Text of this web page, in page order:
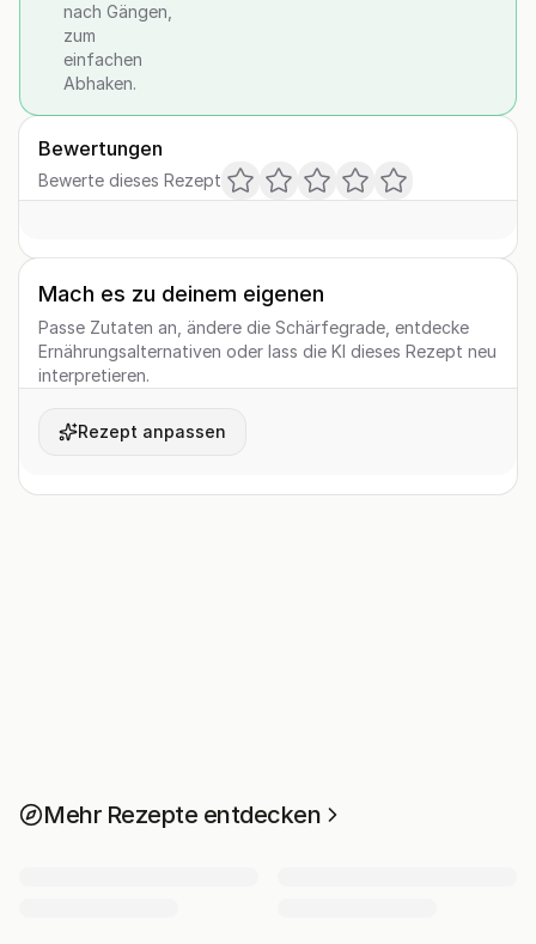
nach Gängen,
zum
einfachen
Abhaken.
Bewertungen
Bewerte dieses Rezept
Mach es zu deinem eigenen
Passe Zutaten an, ändere die Schärfegrade, entdecke
Ernährungsalternativen oder lass die KI dieses Rezept neu
interpretieren.
Rezept anpassen
Mehr Rezepte entdecken